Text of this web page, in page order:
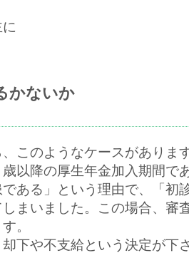
かないか
このようなケースがありま
以降の厚生年金加入期間で
ある」という理由で、「初
まいました。この場合、審
。
却下や不支給という決定が